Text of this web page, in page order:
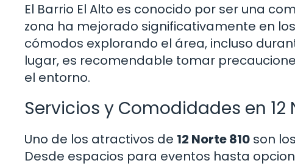
El Barrio El Alto es conocido por ser una
zona ha mejorado significativamente en
cómodos explorando el área, incluso
lugar, es recomendable tomar
el entorno.
Servicios y Comodidades en 12
Uno de los atractivos de 12 Norte 810 son
Desde espacios para eventos hasta